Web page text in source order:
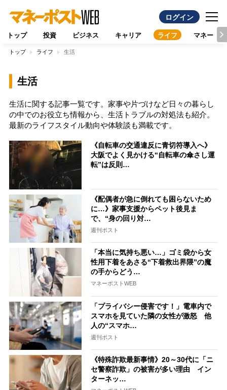
ログイン
トップ 投資 ビジネス キャリア ライフ マネー
トップ ライフ 生活
生活
生活に関する記事一覧です。家事や片づけなど日々の暮らし
の中でのお役立ち情報から、生活トラブルの対処法も紹介。
最新のライフスタイル動向や体験談も満載です。
《自転車の交通違反に青切符導入へ》
大阪でよく見かける“自転車の傘さし運
転”は反則…
《配偶者が急に倒れても困らないため
に…》家事支援からペット後見ま
で、“身の回り対…
週刊ポスト
「本当に気持ち悪い…」ゴミ袋から女
性用下着をあさる“下着救出界隈”の魔
の手からどう…
マネーポストWEB
「プライバシー侵害です！」電車内で
スマホを見ていた隣の女性が激怒 他
人の“スマホ…
週刊ポスト
《特殊詐欺最新事情》20～30代に「ニ
セ警察詐欺」の被害が多い理由 イン
ターネッ…